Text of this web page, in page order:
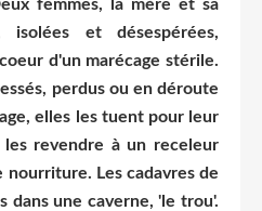
femmes, la mère et sa
isolées et désespérées,
d'un marécage stérile.
perdus ou en déroute
elles les tuent pour leur
revendre à un receleur
nourriture. Les cadavres de
dans une caverne, 'le trou'.